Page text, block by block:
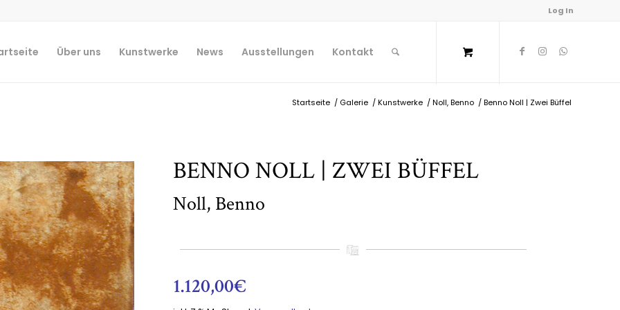
Log In
Über uns Kunstwerke News Ausstellungen Kontakt
Startseite / Galerie /Kunstwerke /Noll, Benno /Benno Noll | Zwei Büffel
BENNO NOLL | ZWEI BÜFFEL
Noll, Benno
1.120,00€